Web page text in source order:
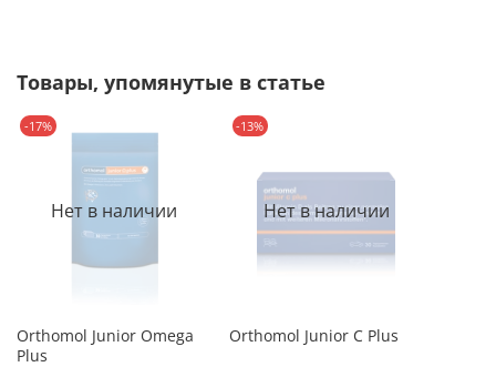
Товары, упомянутые в статье
Нет в наличии
-17%
Orthomol Junior Omega
Plus
Нет в наличии
-13%
Orthomol Junior С Plus